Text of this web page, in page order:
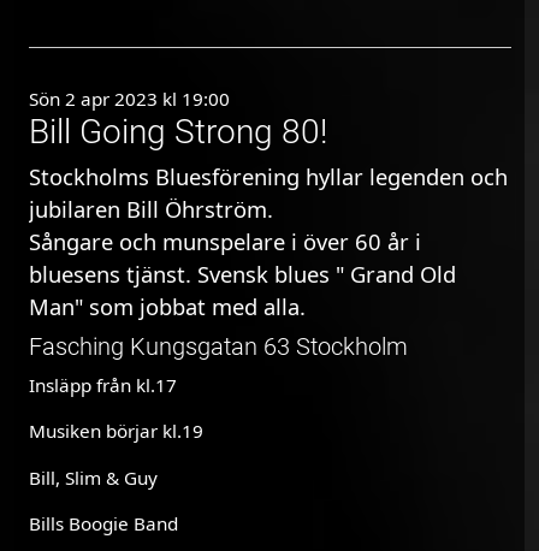
Sön 2 apr 2023 kl 19:00
Bill Going Strong 80!
Stockholms Bluesförening hyllar legenden och
jubilaren Bill Öhrström.
Sångare och munspelare i över 60 år i
bluesens tjänst. Svensk blues " Grand Old
Man" som jobbat med alla.
Fasching Kungsgatan 63 Stockholm
Insläpp från kl.17
Musiken börjar kl.19
Bill, Slim & Guy
Bills Boogie Band